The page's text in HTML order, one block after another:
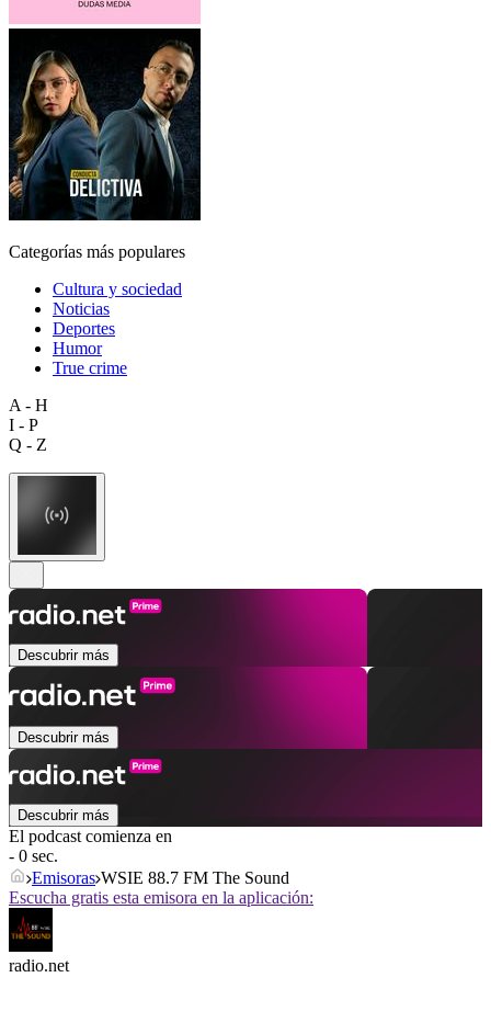
Categorías más populares
Cultura y sociedad
Noticias
Deportes
Humor
True crime
A - H
I - P
Q - Z
Descubrir más
Descubrir más
Descubrir más
El podcast comienza en
- 0 sec.
Emisoras WSIE 88.7 FM The Sound
Escucha gratis esta emisora en la aplicación:
radio.net